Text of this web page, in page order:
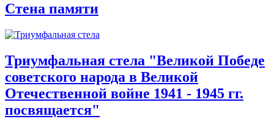
Стена памяти
Триумфальная стела "Великой Победе
советского народа в Великой
Отечественной войне 1941 - 1945 гг.
посвящается"